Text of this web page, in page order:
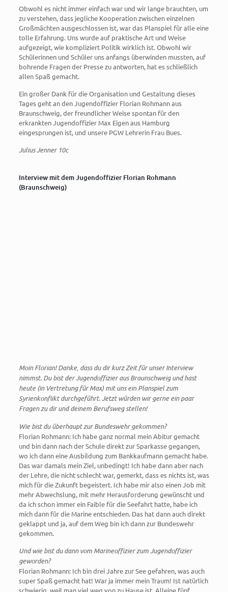
Obwohl es nicht immer einfach war und wir lange brauchten, um
zu verstehen, dass jegliche Kooperation zwischen einzelnen
Großmächten ausgeschlossen ist, war das Planspiel für alle eine
tolle Erfahrung. Uns wurde auf praktische Art und Weise
aufgezeigt, wie kompliziert Politik wirklich ist. Obwohl wir
Schülerinnen und Schüler uns anfangs überwinden mussten, auf
bohrende Fragen der Presse zu antworten, hat es schließlich
allen Spaß gemacht.
Ein großer Dank für die Organisation und Gestaltung dieses
Tages geht an den Jugendoffizier Florian Rohmann aus
Braunschweig, der freundlicher Weise spontan für den
erkrankten Jugendoffizier Max Eigen aus Hamburg
eingesprungen ist, und unsere PGW Lehrerin Frau Bues.
Julius Jenner 10c
Interview mit dem Jugendoffizier Florian Rohmann
(Braunschweig)
Moin Florian! Danke, dass du dir kurz Zeit für unser Interview
nimmst. Du bist der Jugendoffizier aus Braunschweig und hast
heute (in Vertretung für Max) mit uns ein Planspiel zum
Syrienkonflikt durchgeführt. Jetzt würden wir gerne ein paar
Fragen zu dir und deinem Berufsweg stellen!
Wie bist du überhaupt zur Bundeswehr gekommen?
Florian Rohmann: Ich habe ganz normal mein Abitur gemacht
und bin dann nach der Schule direkt zur Sparkasse gegangen,
wo ich dann eine Ausbildung zum Bankkaufmann gemacht habe.
Das war damals mein Ziel, unbedingt! Ich habe dann aber nach
der Lehre, die nicht schlecht war, gemerkt, dass es nichts ist, was
mich für die Zukunft begeistert. Ich habe mir also einen Job mit
mehr Abwechslung, mit mehr Herausforderung gewünscht und
da ich schon immer ein Faible für die Seefahrt hatte, habe ich
mich dann für die Marine entschieden. Das hat dann auch direkt
geklappt und ja, auf dem Weg bin ich dann zur Bundeswehr
gekommen.
Und wie bist du dann vom Marineoffizier zum Jugendoffizier
geworden?
Florian Rohmann: Ich bin drei Jahre zur See gefahren, was auch
super Spaß gemacht hat! War ja immer mein Traum! Ist natürlich
schwierig, weil man viel weg von zu Hause ist. Alleine fünf